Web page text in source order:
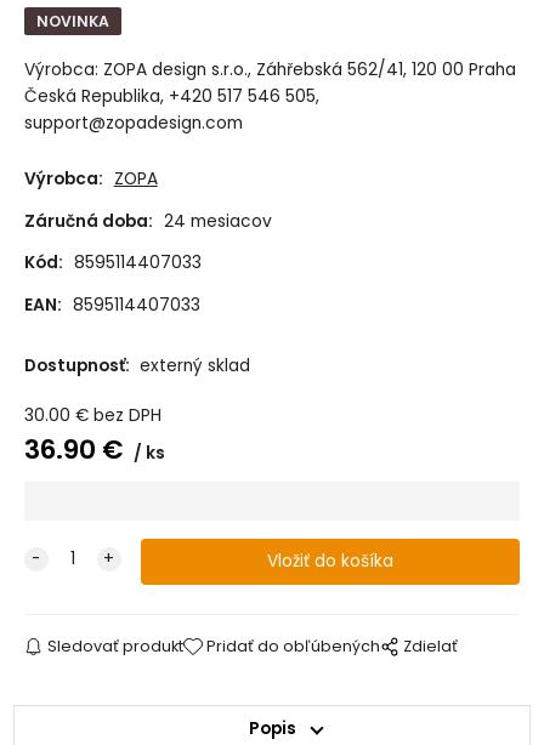
NOVINKA
Výrobca: ZOPA design s.r.o., Záhřebská 562/41, 120 00 Praha
Česká Republika, +420 517 546 505,
support@zopadesign.com
Výrobca: ZOPA
Záručná doba: 24 mesiacov
Kód: 8595114407033
EAN: 8595114407033
Dostupnosť: externý sklad
30.00 € bez DPH
36.90 € ks
Sledovať produkt Pridať do obľúbených Zdielať
Popis